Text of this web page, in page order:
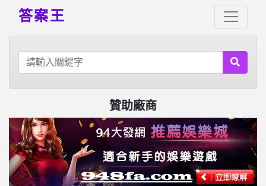
答案王
贊助廠商